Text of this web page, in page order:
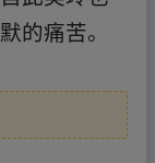
的痛苦。